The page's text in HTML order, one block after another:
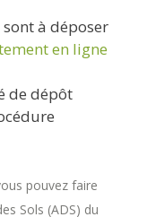
à déposer
en ligne
de dépôt
pouvez faire
Sols (ADS) du